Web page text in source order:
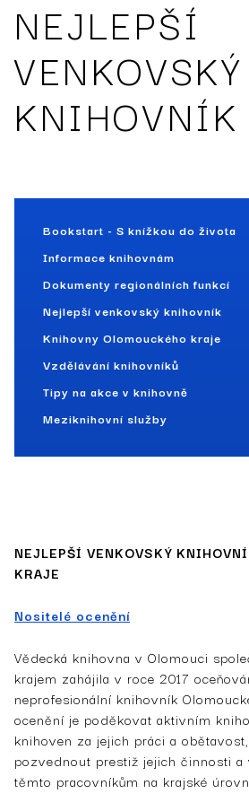
NEJLEPŠÍ
VENKOVSKÝ
KNIHOVNÍK
Bookstart - S knížkou do života
Informace knihovnám
Dokumenty regionálních funkcí
Nejlepší venkovský knihovník
Knihovny Olomouckého kraje
Vzdělávání knihovníků
Tipy na akce v knihovně
Meziknihovní služby
NEJLEPŠÍ VENKOVSKÝ
KRAJE
Nositelé ocenění
Vědecká knihovna v Olomouci
krajem zahájila v roce 2017
neprofesionální knihovník
ocenění je poděkovat aktivním
knihoven za jejich práci a
pozvednout prestiž jejich činnosti
těmto pracovníkům na krajské